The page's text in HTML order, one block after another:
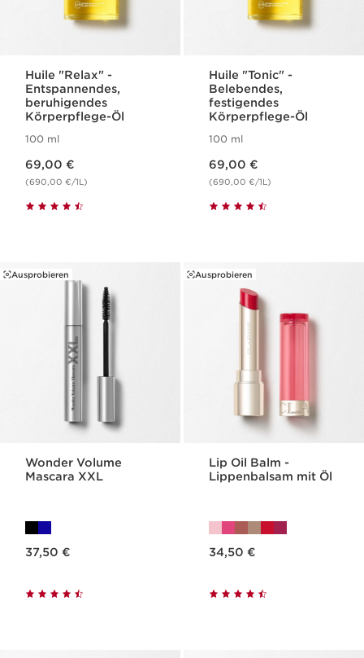
Huile "Relax" -
Entspannendes,
beruhigendes
Körperpflege-Öl
100 ml
69,00 €
(690,00 €/1L)
Huile "Tonic" -
Belebendes,
festigendes
Körperpflege-Öl
100 ml
69,00 €
(690,00 €/1L)
Ausprobieren
Wonder Volume
Mascara XXL
37,50 €
Ausprobieren
Lip Oil Balm -
Lippenbalsam mit Öl
34,50 €